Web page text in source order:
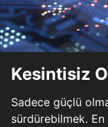
Kesintisiz
Sadece güçlü
sürdürebilmek.